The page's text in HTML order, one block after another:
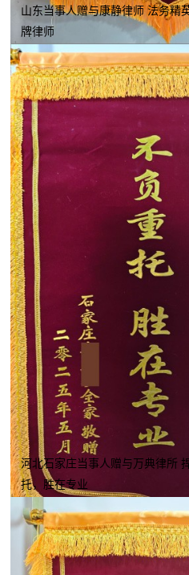
山东当事人赠与康静律师 法务精
牌律师
河北石家庄当事人赠与万典律所
托，胜在专业